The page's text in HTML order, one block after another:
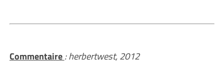
Commentaire: herbertwest, 2012